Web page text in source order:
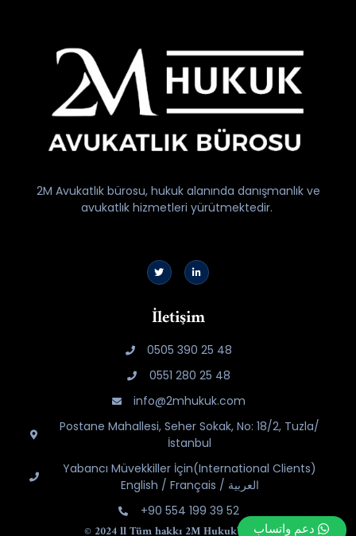
2M Avukatlık bürosu, hukuk alanında danışmanlık ve
avukatlık hizmetleri yürütmektedir.
İletişim
0505 390 25 48
0551 280 25 48
info@2mhukuk.com
Postane Mahallesi, Seher Sokak, No: 18/2, Tuzla/
İstanbul
Yabancı Müvekkiller İçin(International Clients)
English / Français / العربية
+90 554 199 39 52
© 2024 ll Tüm hakkı 2M Hukuk'a aittir.دعم واتساب